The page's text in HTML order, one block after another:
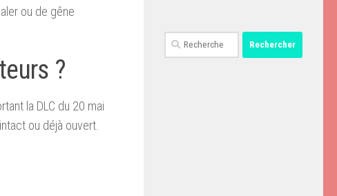
ou de gêne
?
la DLC du 20 mai
ou déjà ouvert.
Rechercher :